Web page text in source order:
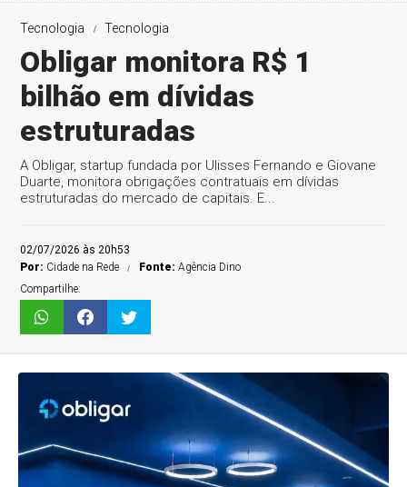
Tecnologia Tecnologia
Obligar monitora R$ 1
bilhão em dívidas
estruturadas
A Obligar, startup fundada por Ulisses Fernando e Giovane
Duarte, monitora obrigações contratuais em dívidas
estruturadas do mercado de capitais. E...
02/07/2026 às 20h53
Por: Cidade na Rede Fonte:Agência Dino
Compartilhe: